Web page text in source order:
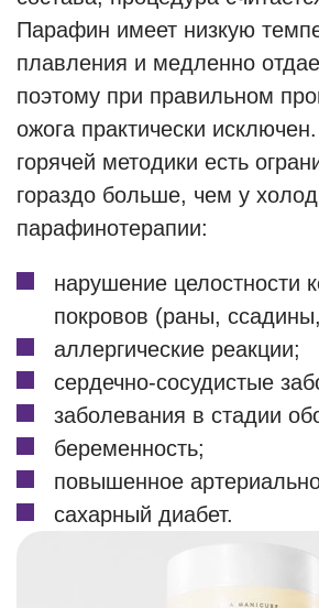
Парафин имеет низкую
плавления и медленно
поэтому при правильном
ожога практически
горячей методики есть
гораздо больше, чем у
парафинотерапии:
нарушение целостности
покровов (раны,
аллергические реакции;
сердечно-сосудистые
заболевания в стадии
беременность;
повышенное
сахарный диабет.